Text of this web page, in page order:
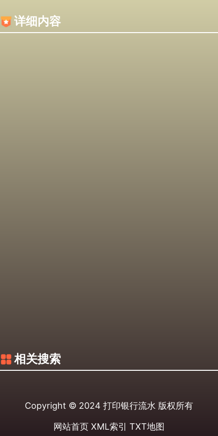
详细内容
相关搜索
Copyright © 2024 打印银行流水 版权所有
网站首页 XML索引 TXT地图